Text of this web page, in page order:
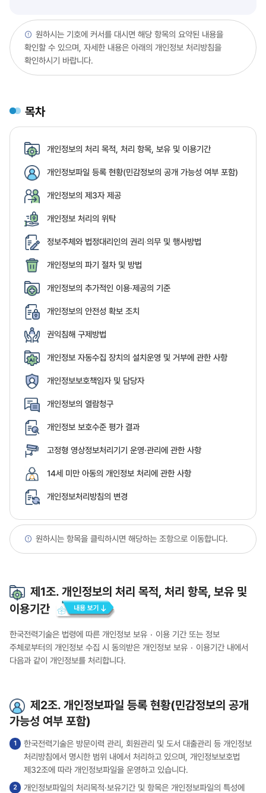
원하시는 기호에 커서를 대시면 해당 항목의 요약된 내용을
확인할 수 있으며, 자세한 내용은 아래의 개인정보 처리방침을
확인하시기 바랍니다.
목차
개인정보의 처리 목적, 처리 항목, 보유 및 이용기간
개인정보파일 등록 현황(민감정보의 공개 가능성 여부 포함)
개인정보의 제3자 제공
개인정보 처리의 위탁
정보주체와 법정대리인의 권리∙의무 및 행사방법
개인정보의 파기 절차 및 방법
개인정보의 추가적인 이용·제공의 기준
개인정보의 안전성 확보 조치
권익침해 구제방법
개인정보 자동수집 장치의 설치운영 및 거부에 관한 사항
개인정보보호책임자 및 담당자
개인정보의 열람청구
개인정보 보호수준 평가 결과
고정형 영상정보처리기기 운영·관리에 관한 사항
14세 미만 아동의 개인정보 처리에 관한 사항
개인정보처리방침의 변경
원하시는 항목을 클릭하시면 해당하는 조항으로 이동합니다.
제1조. 개인정보의 처리 목적, 처리 항목, 보유 및
이용기간
한국전력기술은 법령에 따른 개인정보 보유ㆍ이용 기간 또는 정보
주체로부터의 개인정보 수집 시 동의받은 개인정보 보유ㆍ이용기간 내에서
다음과 같이 개인정보를 처리합니다.
제2조. 개인정보파일 등록 현황(민감정보의 공개
가능성 여부 포함)
한국전력기술은 방문이력 관리, 회원관리 및 도서 대출관리 등 개인정보
처리방침에서 명시한 범위 내에서 처리하고 있으며, 개인정보보호법
제32조에 따라 개인정보파일을 운영하고 있습니다.
개인정보파일의 처리목적·보유기간 및 항목은 개인정보파일의 특성에